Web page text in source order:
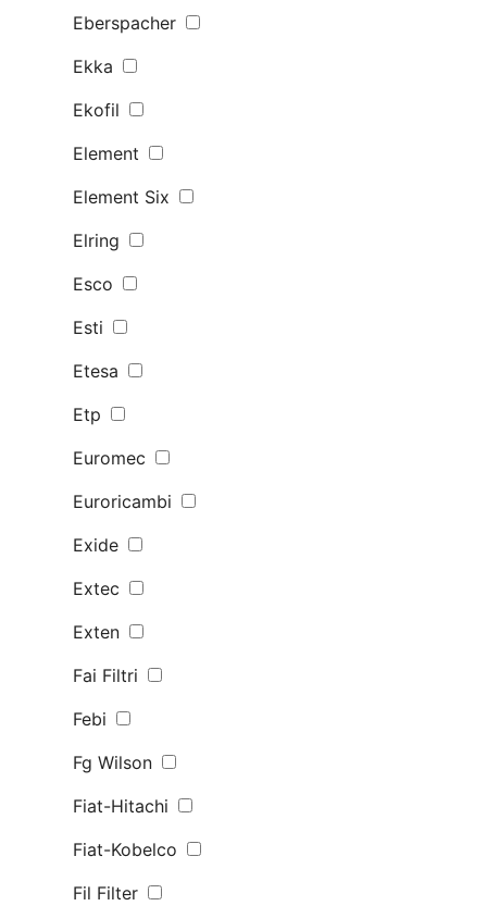
Eberspacher
Ekka
Ekofil
Element
Element Six
Elring
Esco
Esti
Etesa
Etp
Euromec
Euroricambi
Exide
Extec
Exten
Fai Filtri
Febi
Fg Wilson
Fiat-Hitachi
Fiat-Kobelco
Fil Filter